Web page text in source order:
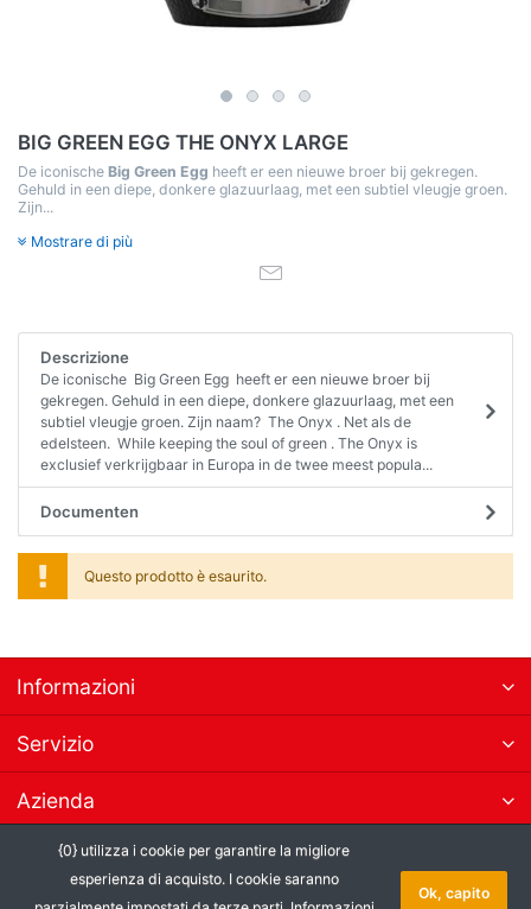
BIG GREEN EGG THE ONYX LARGE
De iconische Big Green Egg heeft er een nieuwe broer bij gekregen.
Gehuld in een diepe, donkere glazuurlaag, met een subtiel vleugje groen.
Zijn...
Mostrare di più
Descrizione
De iconische Big Green Egg heeft er een nieuwe broer bij
gekregen. Gehuld in een diepe, donkere glazuurlaag, met een
subtiel vleugje groen. Zijn naam? The Onyx . Net als de
edelsteen. While keeping the soul of green . The Onyx is
exclusief verkrijgbaar in Europa in de twee meest popula...
Documenten
Questo prodotto è esaurito.
Informazioni
Servizio
Azienda
Abbonarsi alla newsletters
{0} utilizza i cookie per garantire la migliore
esperienza di acquisto. I cookie saranno
Ok, capito